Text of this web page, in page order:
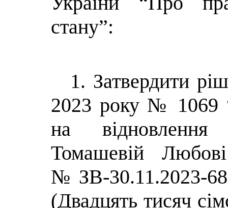
стану”:
1. Затвердити
2023 року № 1069
на відновлення
Томашевій Любові
№ ЗВ-30.11.2023-
(Двадцять тисяч